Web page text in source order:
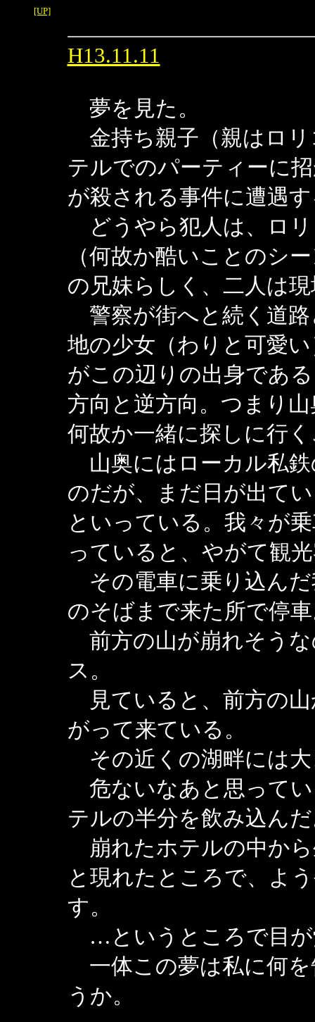
[UP]
H13.11.11
夢を見た。
金持ち親子（親はロリ
テルでのパーティーに
が殺される事件に遭遇
どうやら犯人は、ロ
（何故か酷いことのシ
の兄妹らしく、二人は
警察が街へと続く道路
地の少女（わりと可愛
がこの辺りの出身であ
方向と逆方向。つまり
何故か一緒に探しに行
山奥にはローカル私
のだが、まだ日が出て
といっている。我々が
っていると、やがて観
その電車に乗り込んだ
のそばまで来た所で停
前方の山が崩れそう
ス。
見ていると、前方の
がって来ている。
その近くの湖畔には
危ないなあと思って
テルの半分を飲み込ん
崩れたホテルの中か
と現れたところで、よ
す。
…というところで目が
一体この夢は私に何
うか。